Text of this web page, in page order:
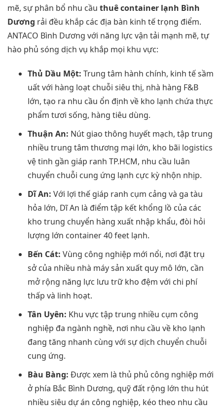
mẽ, sự phân bổ nhu cầu thuê container lạnh Bình
Dương rải đều khắp các địa bàn kinh tế trọng điểm.
ANTACO Bình Dương với năng lực vận tải mạnh mẽ, tự
hào phủ sóng dịch vụ khắp mọi khu vực:
Thủ Dầu Một: Trung tâm hành chính, kinh tế sầm
uất với hàng loạt chuỗi siêu thị, nhà hàng F&B
lớn, tạo ra nhu cầu ổn định về kho lạnh chứa thực
phẩm tươi sống, hàng tiêu dùng.
Thuận An: Nút giao thông huyết mạch, tập trung
nhiều trung tâm thương mại lớn, kho bãi logistics
vệ tinh gần giáp ranh TP.HCM, nhu cầu luân
chuyển chuỗi cung ứng lạnh cực kỳ nhộn nhịp.
Dĩ An: Với lợi thế giáp ranh cụm cảng và ga tàu
hỏa lớn, Dĩ An là điểm tập kết khổng lồ của các
kho trung chuyển hàng xuất nhập khẩu, đòi hỏi
lượng lớn container 40 feet lạnh.
Bến Cát: Vùng công nghiệp mới nổi, nơi đặt trụ
sở của nhiều nhà máy sản xuất quy mô lớn, cần
mở rộng năng lực lưu trữ kho đệm với chi phí
thấp và linh hoạt.
Tân Uyên: Khu vực tập trung nhiều cụm công
nghiệp đa ngành nghề, nơi nhu cầu về kho lạnh
đang tăng nhanh cùng với sự dịch chuyển chuỗi
cung ứng.
Bàu Bàng: Được xem là thủ phủ công nghiệp mới
ở phía Bắc Bình Dương, quỹ đất rộng lớn thu hút
nhiều siêu dự án công nghiệp, kéo theo nhu cầu